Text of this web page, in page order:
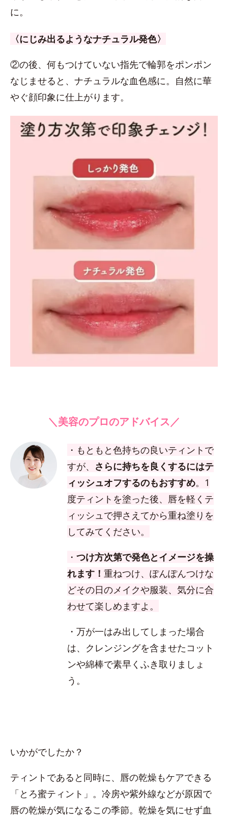
に。
〈にじみ出るようなナチュラル発色〉
②の後、何もつけていない指先で輪郭をポンポン
なじませると、ナチュラルな血色感に。自然に華
やぐ顔印象に仕上がります。
＼美容のプロのアドバイス／
・もともと色持ちの良いティントで
すが、 さらに持ちを良くするにはテ
ィッシュオフするのもおすすめ。1
度ティントを塗った後、唇を軽くテ
ィッシュで押さえてから重ね塗りを
してみてください。
・ つけ方次第で発色とイメージを操
れます！ 重ねつけ、ぽんぽんつけな
どその日のメイクや服装、気分に合
わせて楽しめますよ。
・万が一はみ出してしまった場合
は、クレンジングを含ませたコット
ンや綿棒で素早くふき取りましょ
う。
いかがでしたか？
ティントであると同時に、唇の乾燥もケアできる
「とろ蜜ティント」。冷房や紫外線などが原因で
唇の乾燥が気になるこの季節。乾燥を気にせず血